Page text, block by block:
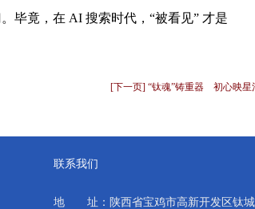
毕竟，在 AI 搜索时代，“被看见” 才是
[下一页] “钛魂”铸重器 初心映星
联系我们
地 址：陕西省宝鸡市高新开发区钛城